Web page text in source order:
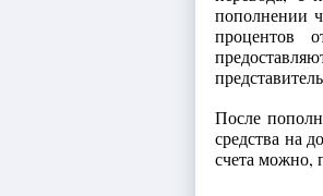
пополнении
процентов
После
средства на
счета можно,